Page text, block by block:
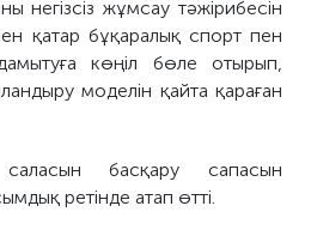
негізсіз жұмсау тәжірибесін
қатар бұқаралық спорт пен
көңіл бөле отырып,
моделін қайта қараған
басқару сапасын
ретінде атап өтті.